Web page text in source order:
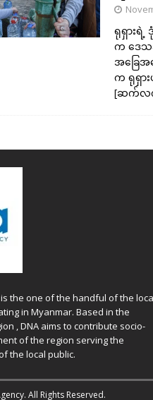
ရုရှား
က ဒေသ
အခြေ
က ရုရှာ
[ဆက်လ
the one of the handful of the
in Myanmar. Based in the
, DNA aims to contribute socio-
of the region serving the
the local public.
All Rights Reserved.